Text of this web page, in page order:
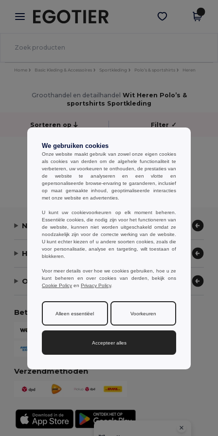
× Egotier-app
Betere prijzen in de app!
Download app
Home Basic Kleding & Accessoires Sportkleding Polo’s & sportshirts Heren
Groothandel en detailhandel Wit Heren Polo’s &
sportshirts Sportkleding
Sorteren op Filter ✓
No results.
No results.
Alle Producten Tonen.
Neem contact op
Hulp nodig?
Ons bedrijf
Betaalmethoden
Verzendmethoden
We gebruiken cookies
Onze website maakt gebruik van zowel onze eigen cookies
als cookies van derden om de algehele functionaliteit te
verbeteren, uw voorkeuren te onthouden, de prestaties van
de website te analyseren en een vlotte en
gepersonaliseerde browse-ervaring te garanderen, inclusief
op maat gemaakte inhoud, geoptimaliseerde interacties
met onze website en advertenties.
U kunt uw cookievoorkeuren op elk moment beheren.
Essentiële cookies, die nodig zijn voor het functioneren van
de website, kunnen niet worden uitgeschakeld omdat ze
noodzakelijk zijn voor de correcte werking van de website.
U kunt echter kiezen of u andere soorten cookies, zoals die
voor personalisatie, analyse en targeting, wilt toestaan of
blokkeren.
Voor meer details over hoe we cookies gebruiken, hoe u ze
kunt beheren en over cookies van derden, bekijk ons
Cookie Policy en Privacy Policy.
Alleen essentiëel Voorkeuren
Accepteer alles